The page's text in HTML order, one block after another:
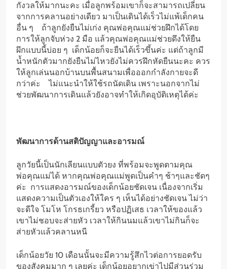
กังวลให้มากนะคะ เมื่อลูกพร้อมเขาก็จะสามารถเปลี่ยน
จากการคลานอย่างเดียว มาเป็นเดินได้เร็วไม่แพ้เด็กคน
อื่น ๆ ถ้าลูกยังยืนไม่เก่ง คุณพ่อคุณแม่ช่วยฝึกได้โดย
การให้ลูกจับห่วง 2 มือ แล้วคุณพ่อคุณแม่ช่วยดึงให้ยืน
ผึกแบบนี้บ่อย ๆ เด็กน้อยก็จะยืนได้เร็วขึ้นค่ะ แต่ถ้าลูกมี
น้ำหนักตัวมากยังยืนไม่ไหวยังไม่ควรฝึกหัดยืนนะคะ ควร
ให้ลูกเล่นนอกบ้านบนพื้นสนามเพื่อออกกำลังกายจะดี
กว่าค่ะ ไม่แนะนำให้ใช้รถนัดเดิน เพราะนอกจากไม่
ช่วยพัฒนาการเดินแล้วยังอาจทำให้เกิดอุบัติเหตุได้ค่ะ
พัฒนาการด้านสติปัญญาและอารมณ์
ลูกวัยนี้เป็นนักเลียนแบบตัวยง ที่พร้อมจะพูดตามคุณ
พ่อคุณแม่ได้ หากคุณพ่อคุณแม่พูดเป็นคำๆ ช้าๆและชัดๆ
ค่ะ การแสดงอารมณ์ของเด็กน้อยชัดเจน เนื่องจากเริ่ม
แสดงความเป็นตัวเองให้ใคร ๆ เห็นได้อย่างชัดเจน ไม่ว่า
จะดีใจ โมโห โกรธเกรี้ยว หรือปฏิเสธ เวลาให้ของแล้ว
เขาไม่ชอบจะส่ายหัว เวลาให้กินนมแล้วเขาไม่กินก็จะ
ส่ายหัวแล้วคลานหนี
เด็กน้อยวัย 10 เดือนนั้นจะมีความรู้สึกไวต่อการยอดรับ
ของสังคมมาก ๆ เลยค่ะ เด็กน้อยอยากเข่าไปมีส่วนร่วม